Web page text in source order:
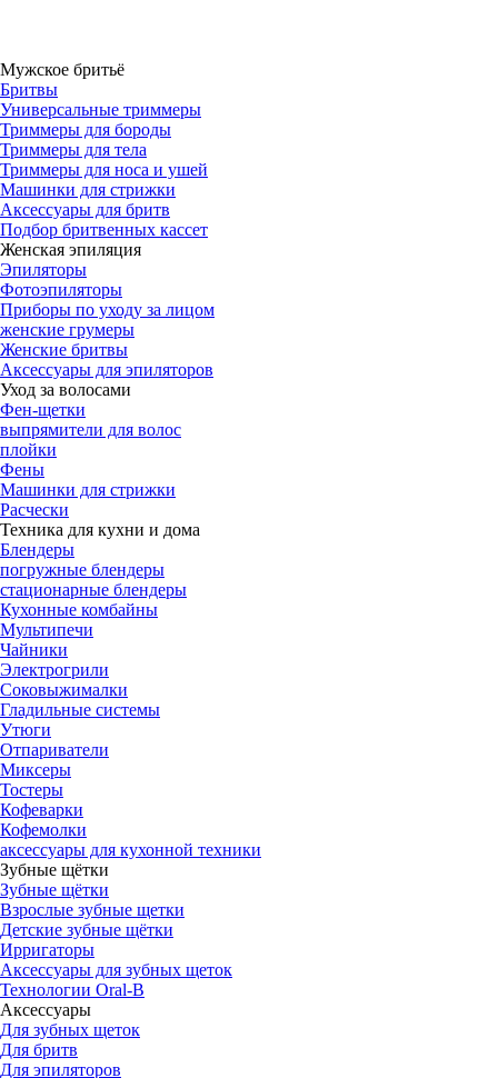
Мужское бритьё
Бритвы
Универсальные триммеры
Триммеры для бороды
Триммеры для тела
Триммеры для носа и ушей
Машинки для стрижки
Аксессуары для бритв
Подбор бритвенных кассет
Женская эпиляция
Эпиляторы
Фотоэпиляторы
Приборы по уходу за лицом
женские грумеры
Женские бритвы
Аксессуары для эпиляторов
Уход за волосами
Фен-щетки
выпрямители для волос
плойки
Фены
Машинки для стрижки
Расчески
Техника для кухни и дома
Блендеры
погружные блендеры
стационарные блендеры
Кухонные комбайны
Мультипечи
Чайники
Электрогрили
Соковыжималки
Гладильные системы
Утюги
Отпариватели
Миксеры
Тостеры
Кофеварки
Кофемолки
аксессуары для кухонной техники
Зубные щётки
Зубные щётки
Взрослые зубные щетки
Детские зубные щётки
Ирригаторы
Аксессуары для зубных щеток
Технологии Oral-B
Аксессуары
Для зубных щеток
Для бритв
Для эпиляторов